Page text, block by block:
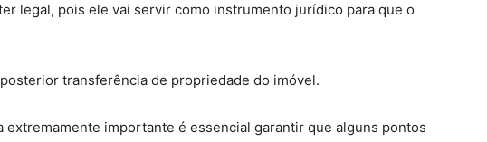
legal, pois ele vai servir como instrumento jurídico para que o
transferência de propriedade do imóvel.
extremamente importante é essencial garantir que alguns pontos